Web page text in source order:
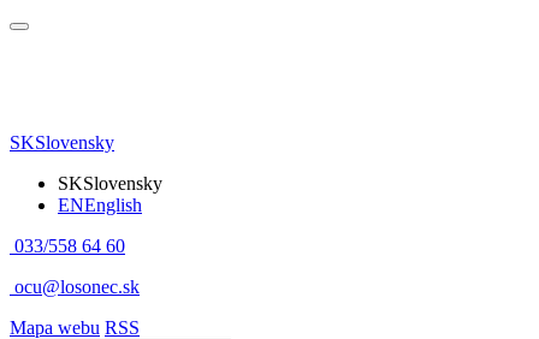
SKSlovensky
SKSlovensky
ENEnglish
033/558 64 60
ocu@losonec.sk
Mapa webu RSS